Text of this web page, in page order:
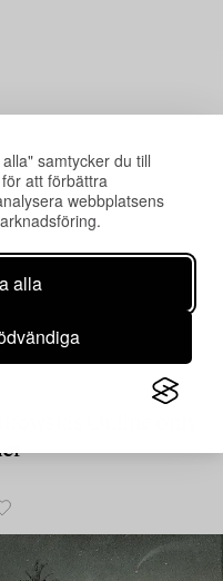
samtycker du till
att förbättra
webbplatsens
alla